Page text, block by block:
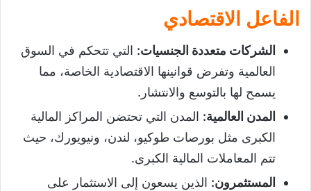
الفاعل الاقتصادي
الشركات متعددة الجنسيات: التي تتحكم في السوق
العالمية وتفرض قوانينها الاقتصادية الخاصة، مما
يسمح لها بالتوسع والانتشار.
المدن العالمية: المدن التي تحتضن المراكز المالية
الكبرى مثل بورصات طوكيو، لندن، ونيويورك، حيث
تتم المعاملات المالية الكبرى.
المستثمرون: الذين يسعون إلى الاستثمار على